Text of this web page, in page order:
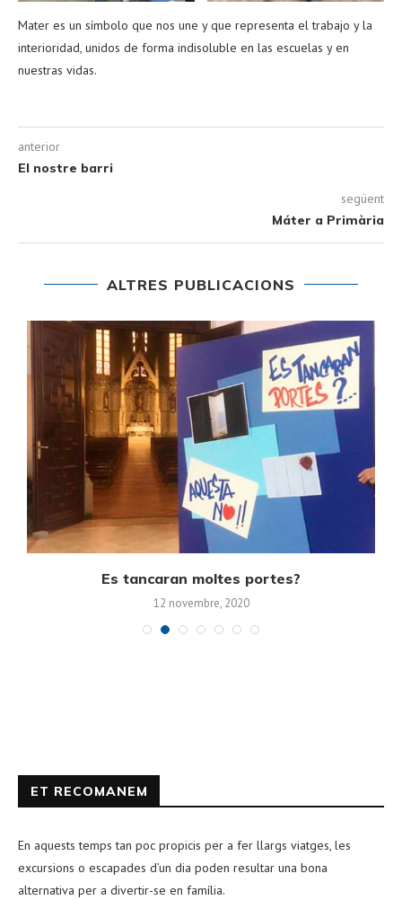
Mater es un símbolo que nos une y que representa el trabajo y la
interioridad, unidos de forma indisoluble en las escuelas y en
nuestras vidas.
anterior
El nostre barri
següent
Máter a Primària
ALTRES PUBLICACIONS
Es tancaran moltes portes?
12 novembre, 2020
ET RECOMANEM
En aquests temps tan poc propicis per a fer llargs viatges, les
excursions o escapades d’un dia poden resultar una bona
alternativa per a divertir-se en família.